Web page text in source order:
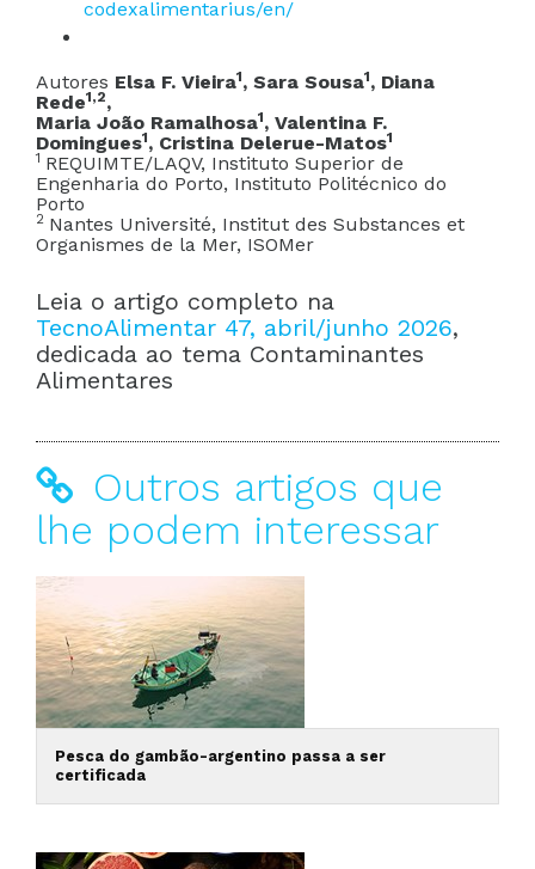
codexalimentarius/en/
Autores Elsa F. Vieira1, Sara Sousa1, Diana
Rede1,2,
Maria João Ramalhosa1, Valentina F.
Domingues1, Cristina Delerue-Matos1
1 REQUIMTE/LAQV, Instituto Superior de
Engenharia do Porto, Instituto Politécnico do
Porto
2 Nantes Université, Institut des Substances et
Organismes de la Mer, ISOMer
Leia o artigo completo na
TecnoAlimentar 47, abril/junho 2026,
dedicada ao tema Contaminantes
Alimentares
Outros artigos que
lhe podem interessar
Pesca do gambão-argentino passa a ser
certificada